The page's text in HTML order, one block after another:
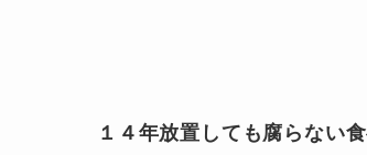
１４年放置しても腐らない食